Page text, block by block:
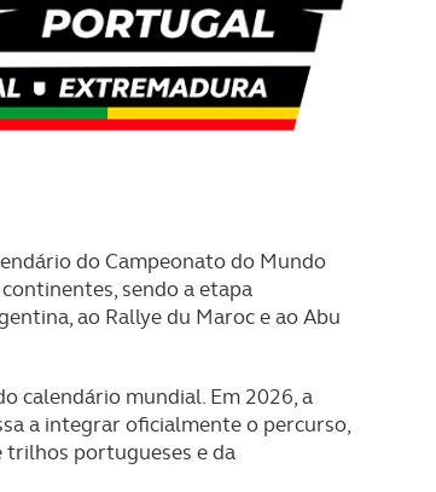
do Campeonato do Mundo
sendo a etapa
ao Rallye du Maroc e ao Abu
calendário mundial. Em 2026, a
a integrar oficialmente o percurso,
trilhos portugueses e da